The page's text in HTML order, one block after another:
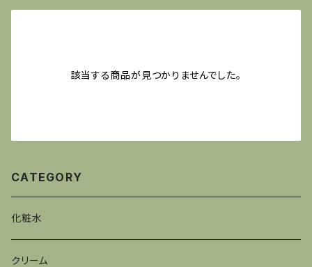
該当する商品が見つかりませんでした。
CATEGORY
化粧水
クリーム